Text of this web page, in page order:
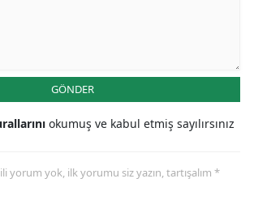
GÖNDER
okumuş ve kabul etmiş sayılırsınız
yorum yok, ilk yorumu siz yazın, tartışalım *